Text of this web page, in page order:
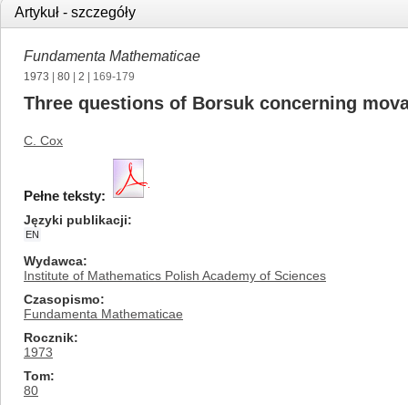
Artykuł - szczegóły
Fundamenta Mathematicae
1973 80 2 | 169-179
Three questions of Borsuk concerning
C. Cox
Pełne teksty:
Języki publikacji
EN
Wydawca
Institute of Mathematics Polish Academy of Sciences
Czasopismo
Fundamenta Mathematicae
Rocznik
1973
Tom
80